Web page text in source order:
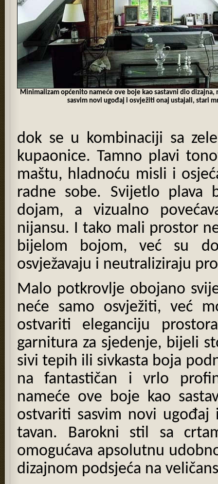
Minimalizam općenito nameće ove boje kao sastavni dio
sasvim novi ugođaj i osvježiti onaj ustajali, stari
dok se u kombinaciji sa
kupaonice. Tamno plavi
maštu, hladnoću misli i
radne sobe. Svijetlo plava
dojam, a vizualno
nijansu. I tako mali prostor
bijelom bojom, već su
osvježavaju i neutraliziraju
Malo potkrovlje obojano
neće samo osvježiti, već
ostvariti eleganciju
garnitura za sjedenje, bijeli
sivi tepih ili sivkasta boja
na fantastičan i vrlo
nameće ove boje kao
ostvariti sasvim novi
tavan. Barokni stil sa
omogućava apsolutnu
dizajnom podsjeća na